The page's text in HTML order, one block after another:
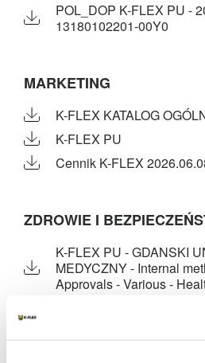
POL_DOP K-FLEX PU -
13180102201-00Y0
MARKETING
K-FLEX KATALOG
K-FLEX PU
Cennik K-FLEX
ZDROWIE I
K-FLEX PU - GDANSKI
MEDYCZNY - Internal
Approvals - Various -
K-FLEX PU - GDANSKI
MEDYCZNY - Internal
Approvals - Various -